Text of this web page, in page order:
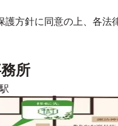
護方針に同意の上、各法
所